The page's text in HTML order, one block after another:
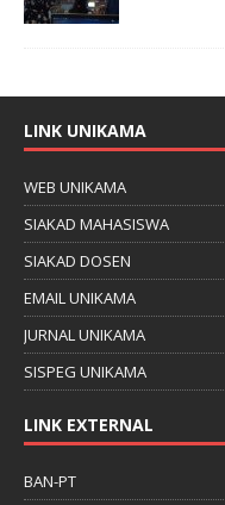
LINK UNIKAMA
WEB UNIKAMA
SIAKAD MAHASISWA
SIAKAD DOSEN
EMAIL UNIKAMA
JURNAL UNIKAMA
SISPEG UNIKAMA
LINK EXTERNAL
BAN-PT